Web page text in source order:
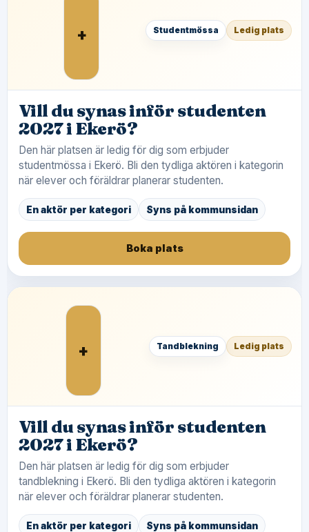
+ Studentmössa Ledig plats
Vill du synas inför studenten
2027 i Ekerö?
Den här platsen är ledig för dig som erbjuder
studentmössa i Ekerö. Bli den tydliga aktören i kategorin
när elever och föräldrar planerar studenten.
En aktör per kategori Syns på kommunsidan
Boka plats
+ Tandblekning Ledig plats
Vill du synas inför studenten
2027 i Ekerö?
Den här platsen är ledig för dig som erbjuder
tandblekning i Ekerö. Bli den tydliga aktören i kategorin
när elever och föräldrar planerar studenten.
En aktör per kategori Syns på kommunsidan